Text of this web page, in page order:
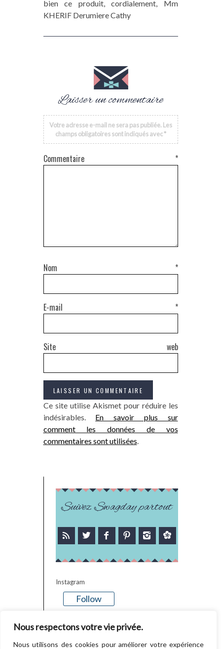
Nous respectons votre vie privée.
Nous utilisons des cookies pour améliorer votre expérience
bien ce produit, cordialement, Mm
KHERIF Derumiere Cathy
Laisser un commentaire
Votre adresse e-mail ne sera pas publiée. Les
champs obligatoires sont indiqués avec*
Commentaire *
Nom *
E-mail *
Site web
Ce site utilise Akismet pour réduire les
indésirables. En savoir plus sur
comment les données de vos
commentaires sont utilisées
Suivez Swagday partout
Instagram
Follow